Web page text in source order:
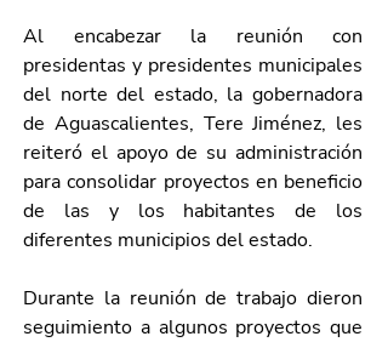
Al encabezar la reunión con
presidentas y presidentes municipales
del norte del estado, la gobernadora
de Aguascalientes, Tere Jiménez, les
reiteró el apoyo de su administración
para consolidar proyectos en beneficio
de las y los habitantes de los
diferentes municipios del estado.
Durante la reunión de trabajo dieron
seguimiento a algunos proyectos que